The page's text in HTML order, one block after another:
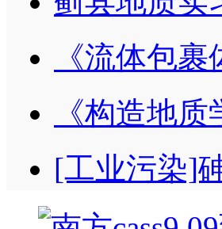
《流体包
《构造地
[工业污染]